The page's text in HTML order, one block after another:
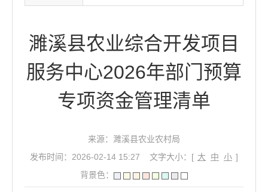
濉溪县农业综合开发项目
服务中心2026年部门预算
专项资金管理清单
来源：濉溪县农业农村局
发布时间：2026-02-14 15:27
文字大小：[ 大 中 小 ]
背景色：